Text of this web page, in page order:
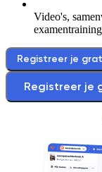
Video's,
examentraining
Registreer je
Registreer je